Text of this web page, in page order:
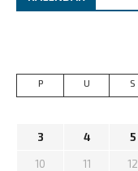
P U S
3 4 5
10 11 12